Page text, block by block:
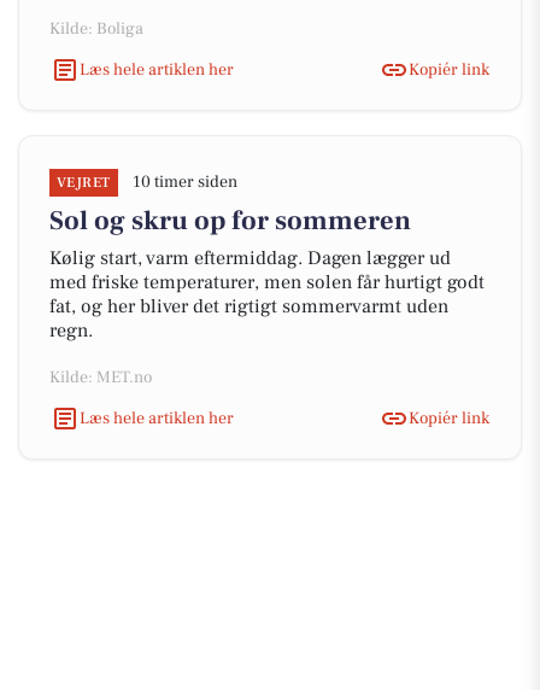
Kilde: Boliga
Læs hele artiklen her
Kopiér link
VEJRET 10 timer siden
Sol og skru op for sommeren
Kølig start, varm eftermiddag. Dagen lægger ud
med friske temperaturer, men solen får hurtigt godt
fat, og her bliver det rigtigt sommervarmt uden
regn.
Kilde: MET.no
Læs hele artiklen her
Kopiér link